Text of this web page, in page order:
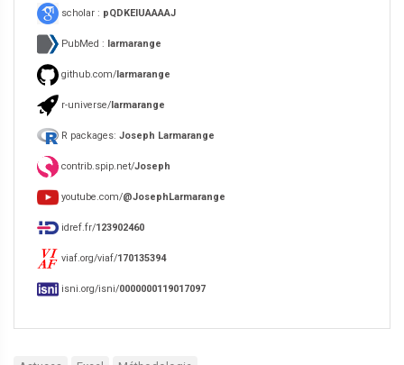
scholar : pQDKEIUAAAAJ
PubMed : larmarange
github.com/larmarange
r-universe/larmarange
R packages: Joseph Larmarange
contrib.spip.net/Joseph
youtube.com/@JosephLarmarange
idref.fr/123902460
viaf.org/viaf/170135394
isni.org/isni/0000000119017097